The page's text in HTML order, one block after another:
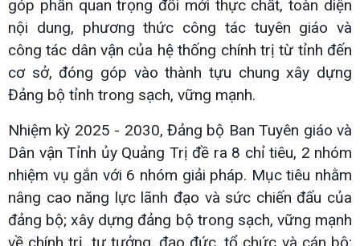
góp phần quan trọng đổi mới thực chất, toàn diện
nội dung, phương thức công tác tuyên giáo và
công tác dân vận của hệ thống chính trị từ tỉnh đến
cơ sở, đóng góp vào thành tựu chung xây dựng
Đảng bộ tỉnh trong sạch, vững mạnh.
Nhiệm kỳ 2025 - 2030, Đảng bộ Ban Tuyên giáo và
Dân vận Tỉnh ủy Quảng Trị đề ra 8 chỉ tiêu, 2 nhóm
nhiệm vụ gắn với 6 nhóm giải pháp. Mục tiêu nhằm
nâng cao năng lực lãnh đạo và sức chiến đấu của
đảng bộ; xây dựng đảng bộ trong sạch, vững mạnh
về chính trị, tư tưởng, đạo đức, tổ chức và cán bộ;